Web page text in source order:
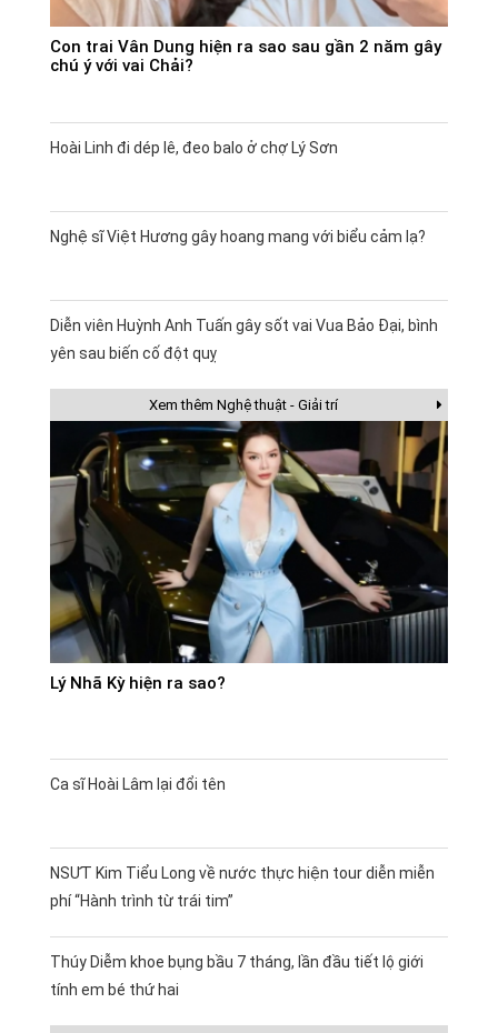
Con trai Vân Dung hiện ra sao sau gần 2 năm gây
chú ý với vai Chải?
Hoài Linh đi dép lê, đeo balo ở chợ Lý Sơn
Nghệ sĩ Việt Hương gây hoang mang với biểu cảm lạ?
Diễn viên Huỳnh Anh Tuấn gây sốt vai Vua Bảo Đại, bình
yên sau biến cố đột quỵ
Xem thêm Nghệ thuật - Giải trí
Lý Nhã Kỳ hiện ra sao?
Ca sĩ Hoài Lâm lại đổi tên
NSƯT Kim Tiểu Long về nước thực hiện tour diễn miễn
phí “Hành trình từ trái tim”
Thúy Diễm khoe bụng bầu 7 tháng, lần đầu tiết lộ giới
tính em bé thứ hai